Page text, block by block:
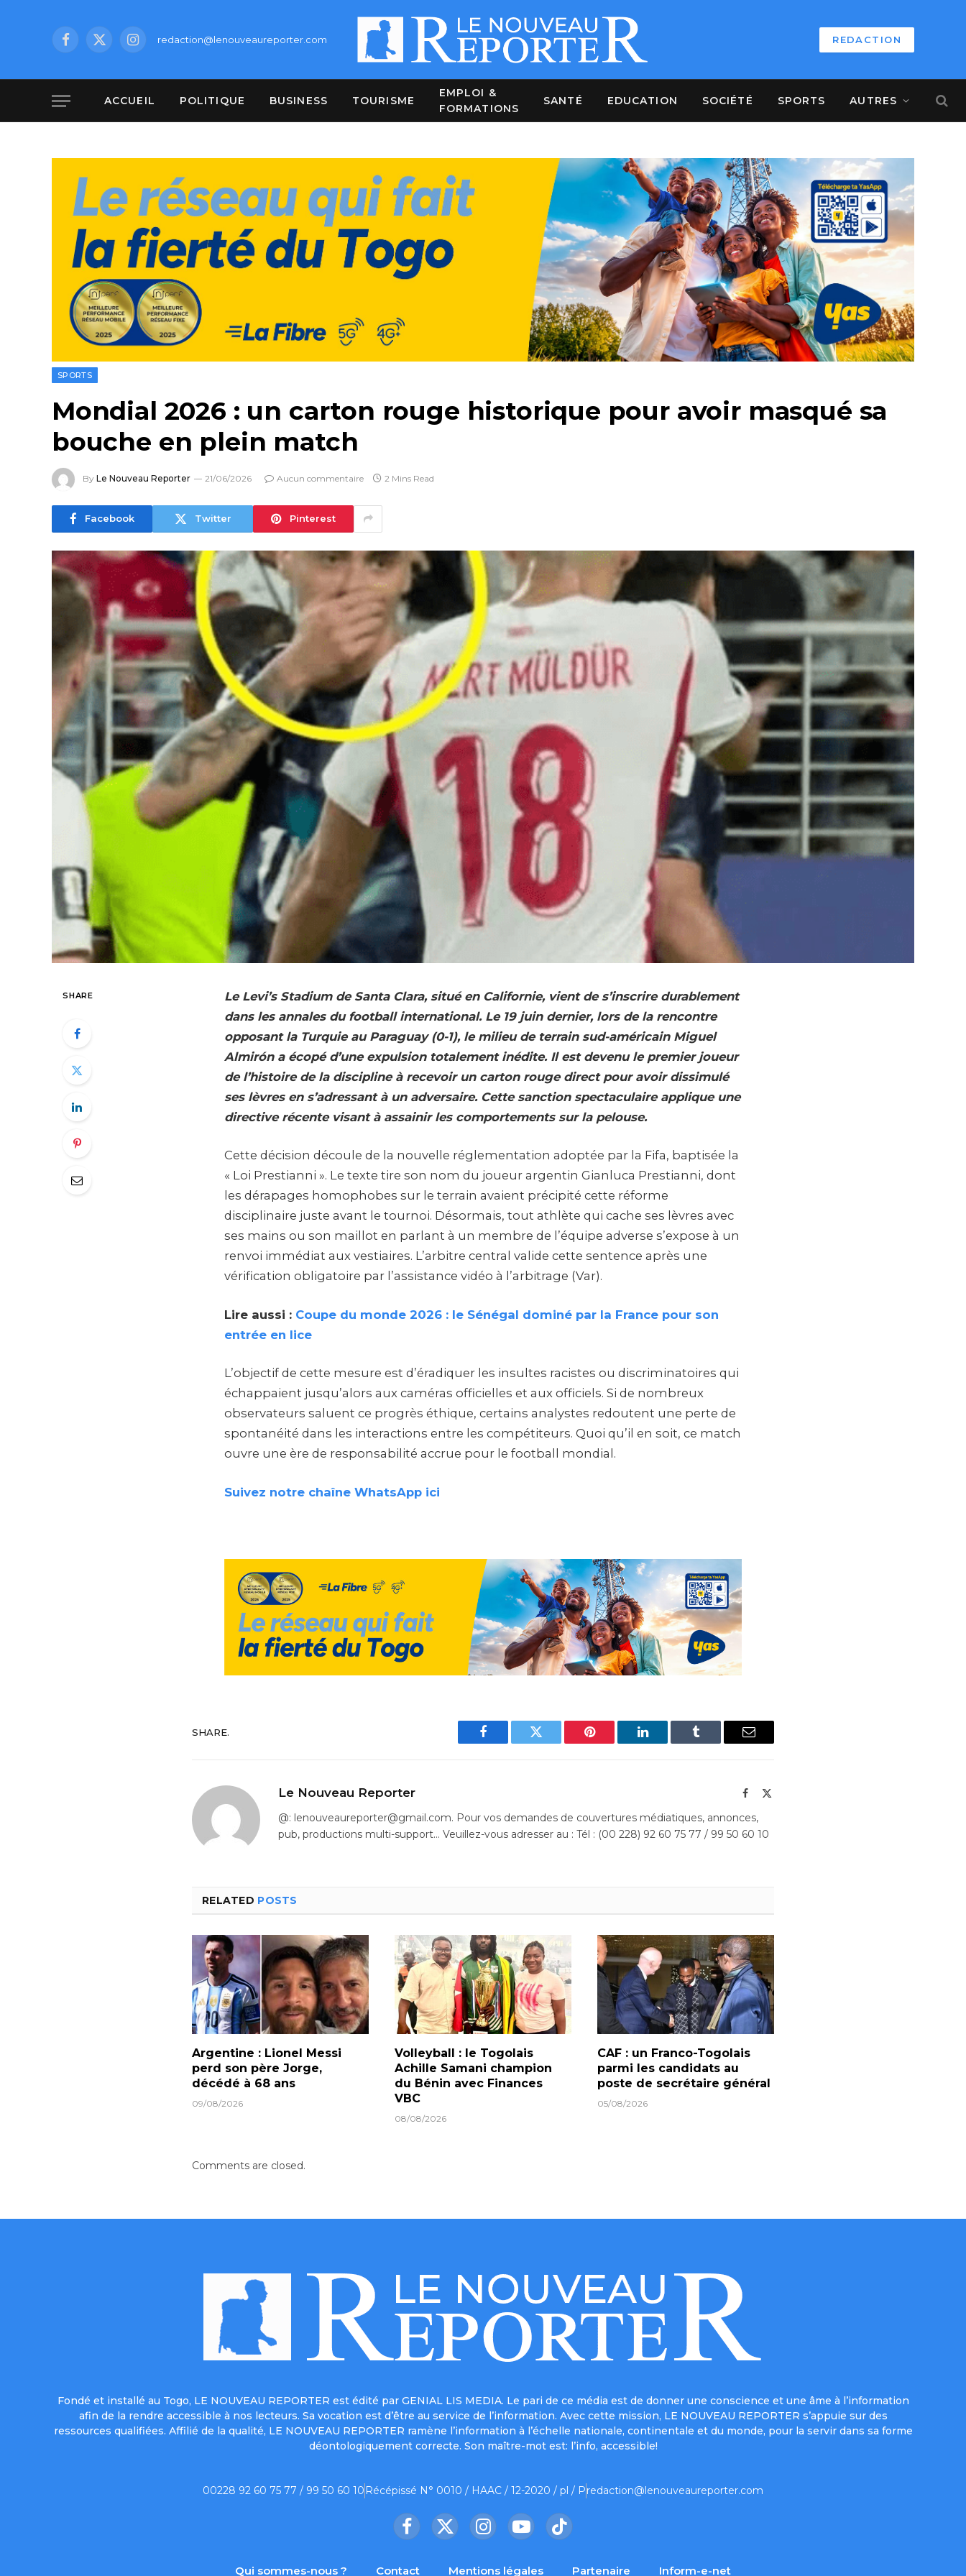
Facebook
X
Instagramredaction@lenouveaureporter.com REDACTION
ACCUEIL POLITIQUE BUSINESS TOURISME
EMPLOI &
FORMATIONS
SANTÉ EDUCATION SOCIÉTÉ SPORTS AUTRES
SPORTS
Mondial 2026 : un carton rouge historique pour avoir masqué sa
bouche en plein match
By Le Nouveau Reporter 21/06/2026 Aucun commentaire 2 Mins Read
Facebook Twitter Pinterest
SHARE
Le Levi’s Stadium de Santa Clara, situé en Californie, vient de s’inscrire durablement
dans les annales du football international. Le 19 juin dernier, lors de la rencontre
opposant la Turquie au Paraguay (0-1), le milieu de terrain sud-américain Miguel
Almirón a écopé d’une expulsion totalement inédite. Il est devenu le premier joueur
de l’histoire de la discipline à recevoir un carton rouge direct pour avoir dissimulé
ses lèvres en s’adressant à un adversaire. Cette sanction spectaculaire applique une
directive récente visant à assainir les comportements sur la pelouse.
Cette décision découle de la nouvelle réglementation adoptée par la Fifa, baptisée la
« Loi Prestianni ». Le texte tire son nom du joueur argentin Gianluca Prestianni, dont
les dérapages homophobes sur le terrain avaient précipité cette réforme
disciplinaire juste avant le tournoi. Désormais, tout athlète qui cache ses lèvres avec
ses mains ou son maillot en parlant à un membre de l’équipe adverse s’expose à un
renvoi immédiat aux vestiaires. L’arbitre central valide cette sentence après une
vérification obligatoire par l’assistance vidéo à l’arbitrage (Var).
Lire aussi : Coupe du monde 2026 : le Sénégal dominé par la France pour son
entrée en lice
L’objectif de cette mesure est d’éradiquer les insultes racistes ou discriminatoires qui
échappaient jusqu’alors aux caméras officielles et aux officiels. Si de nombreux
observateurs saluent ce progrès éthique, certains analystes redoutent une perte de
spontanéité dans les interactions entre les compétiteurs. Quoi qu’il en soit, ce match
ouvre une ère de responsabilité accrue pour le football mondial.
Suivez notre chaîne WhatsApp ici
SHARE.
Facebook Twitter Pinterest LinkedIn Tumblr Email
Le Nouveau Reporter Facebook
@: lenouveaureporter@gmail.com. Pour vos demandes de couvertures médiatiques, annonces,
pub, productions multi-support… Veuillez-vous adresser au : Tél : (00 228) 92 60 75 77 / 99 50 60 10
RELATED POSTS
Argentine : Lionel Messi
perd son père Jorge,
décédé à 68 ans
09/08/2026
Volleyball : le Togolais
Achille Samani champion
du Bénin avec Finances
VBC
08/08/2026
CAF : un Franco-Togolais
parmi les candidats au
poste de secrétaire général
05/08/2026
Comments are closed.
Fondé et installé au Togo, LE NOUVEAU REPORTER est édité par GENIAL LIS MEDIA. Le pari de ce média est de donner une conscience et une âme à l’information
afin de la rendre accessible à nos lecteurs. Sa vocation est d’être au service de l’information. Avec cette mission, LE NOUVEAU REPORTER s’appuie sur des
ressources qualifiées. Affilié de la qualité, LE NOUVEAU REPORTER ramène l’information à l’échelle nationale, continentale et du monde, pour la servir dans sa forme
déontologiquement correcte. Son maître-mot est: l’info, accessible!
00228 92 60 75 77 / 99 50 60 10 Récépissé N° 0010 / HAAC / 12-2020 / pl / Predaction@lenouveaureporter.com
Facebook
X
InstagramYouTubeTikTok
Qui sommes-nous ? Contact Mentions légales Partenaire Inform-e-net